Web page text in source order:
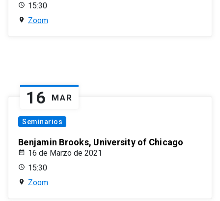
15:30
Zoom
16 MAR
Seminarios
Benjamin Brooks, University of Chicago
16 de Marzo de 2021
15:30
Zoom